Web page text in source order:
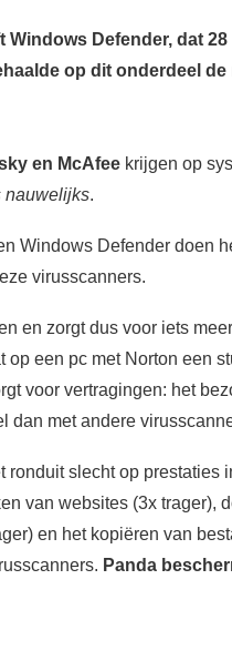
Windows Defender, dat
op dit onderdeel
en McAfeekrijgen op
nauwelijks.
Windows Defender doen
virusscanners.
en zorgt dus voor iets
op een pc met Norton een
voor vertragingen: het
dan met andere
ronduit slecht op prestaties
van websites (3x trager),
en het kopiëren van
Panda